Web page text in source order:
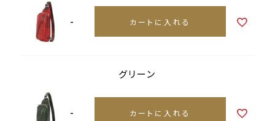
- カートに入れる
グリーン
- カートに入れる